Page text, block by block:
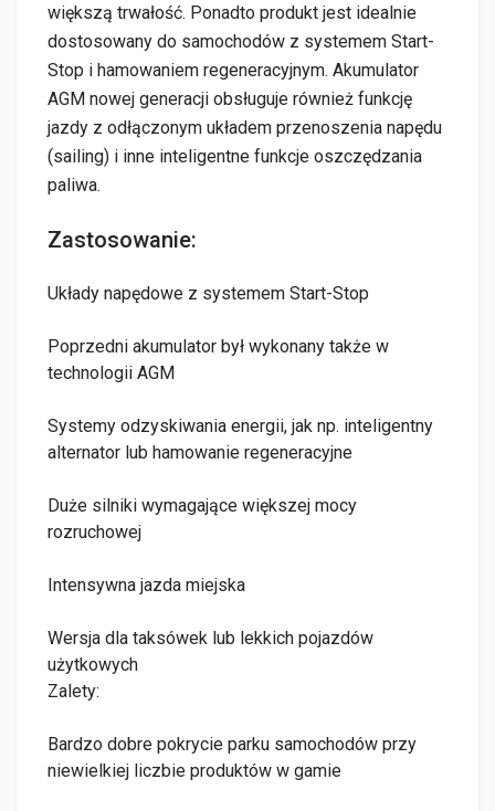
większą trwałość. Ponadto produkt jest idealnie
dostosowany do samochodów z systemem Start-
Stop i hamowaniem regeneracyjnym. Akumulator
AGM nowej generacji obsługuje również funkcję
jazdy z odłączonym układem przenoszenia napędu
(sailing) i inne inteligentne funkcje oszczędzania
paliwa.
Zastosowanie:
Układy napędowe z systemem Start-Stop
Poprzedni akumulator był wykonany także w
technologii AGM
Systemy odzyskiwania energii, jak np. inteligentny
alternator lub hamowanie regeneracyjne
Duże silniki wymagające większej mocy
rozruchowej
Intensywna jazda miejska
Wersja dla taksówek lub lekkich pojazdów
użytkowych
Zalety:
Bardzo dobre pokrycie parku samochodów przy
niewielkiej liczbie produktów w gamie